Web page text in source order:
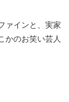
ァインと、実家
かのお笑い芸人